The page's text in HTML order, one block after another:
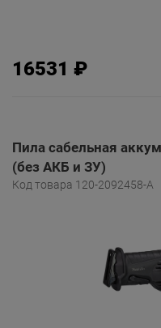
16531 ₽
Пила сабельная
(без АКБ и ЗУ)
Код товара 120-2092458-A